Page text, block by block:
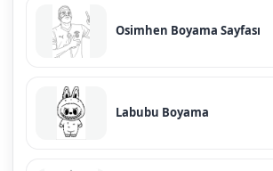
Osimhen Boyama Sayfası
Labubu Boyama